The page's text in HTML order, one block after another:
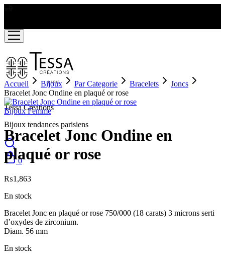
Tessa Creations
Bijoux tendances parisiens
0
Accueil Bijoux Par Categorie Bracelets
Joncs
Bracelet Jonc Ondine en plaqué or rose
Bijoux Femme
Bracelet Jonc Ondine en
plaqué or rose
₨1,863
En stock
Bracelet Jonc en plaqué or rose 750/000 (18 carats) 3 microns serti
d’oxydes de zirconium.
Diam. 56 mm
En stock